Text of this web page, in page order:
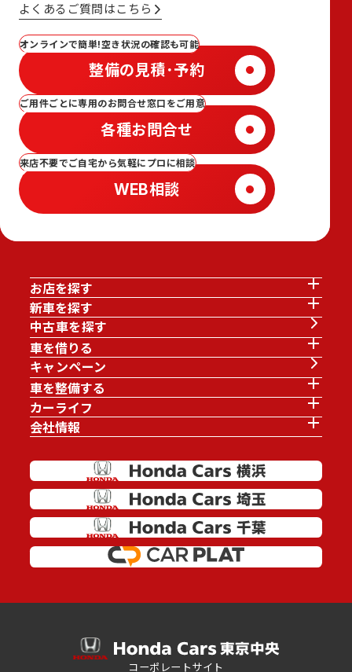
よくあるご質問はこちら
オンラインで簡単!空き状況の確認も可能
整備の見積･予約
ご用件ごとに専用のお問合せ窓口をご用意
各種お問合せ
来店不要でご自宅から気軽にプロに相談
WEB相談
お店を探す
新車を探す
中古車を探す
車を借りる
キャンペーン
車を整備する
カーライフ
会社情報
コーポレートサイト